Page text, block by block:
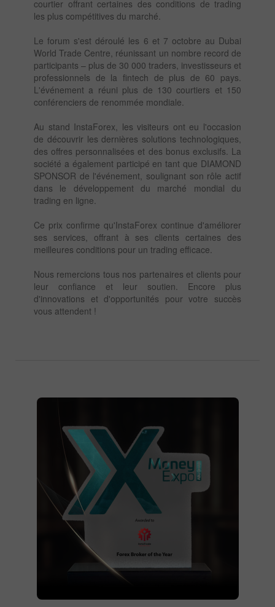
courtier offrant certaines des conditions de trading
les plus compétitives du marché.
Le forum s'est déroulé les 6 et 7 octobre au Dubai
World Trade Centre, réunissant un nombre record de
participants – plus de 30 000 traders, investisseurs et
professionnels de la fintech de plus de 60 pays.
L'événement a réuni plus de 130 courtiers et 150
conférenciers de renommée mondiale.
Au stand InstaForex, les visiteurs ont eu l'occasion
de découvrir les dernières solutions technologiques,
des offres personnalisées et des bonus exclusifs. La
société a également participé en tant que DIAMOND
SPONSOR de l'événement, soulignant son rôle actif
dans le développement du marché mondial du
trading en ligne.
Ce prix confirme qu'InstaForex continue d'améliorer
ses services, offrant à ses clients certaines des
meilleures conditions pour un trading efficace.
Nous remercions tous nos partenaires et clients pour
leur confiance et leur soutien. Encore plus
d'innovations et d'opportunités pour votre succès
vous attendent !